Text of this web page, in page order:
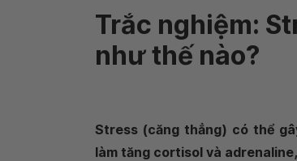
Trắc nghiệm:
như thế nào?
Stress (căng thẳng) có thể
làm tăng cortisol và